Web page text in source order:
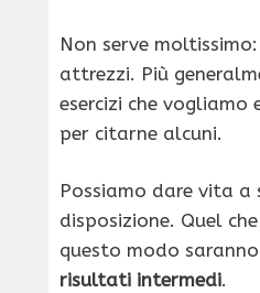
Non serve
attrezzi. Più
esercizi che vogliamo
per citarne alcuni.
Possiamo dare vita
disposizione. Quel
questo modo
risultati intermedi.